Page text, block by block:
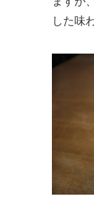
した味